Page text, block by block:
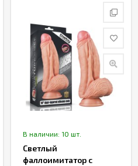
В наличии: 10 шт.
Светлый
фаллоимитатор с